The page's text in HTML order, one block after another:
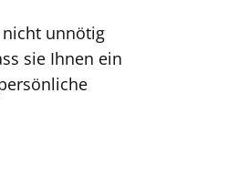
unnötig
sie Ihnen ein